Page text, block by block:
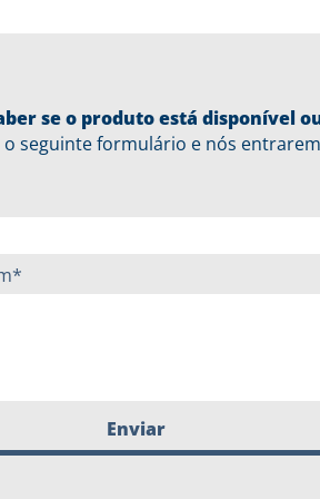
se o produto está disponível
o seguinte formulário e nós
Enviar